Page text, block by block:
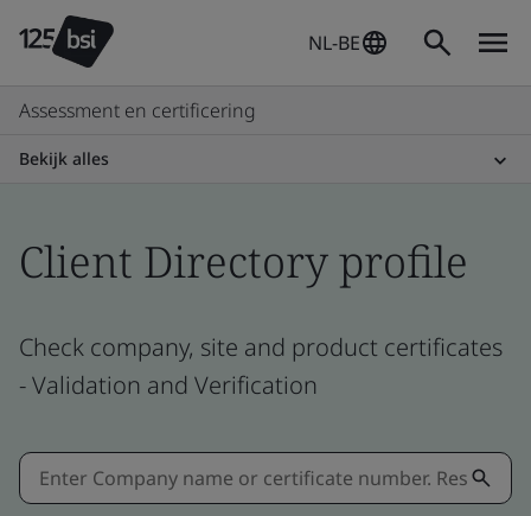
NL-BE
Assessment en certificering
Bekijk alles
Client Directory profile
Check company, site and product certificates
- Validation and Verification